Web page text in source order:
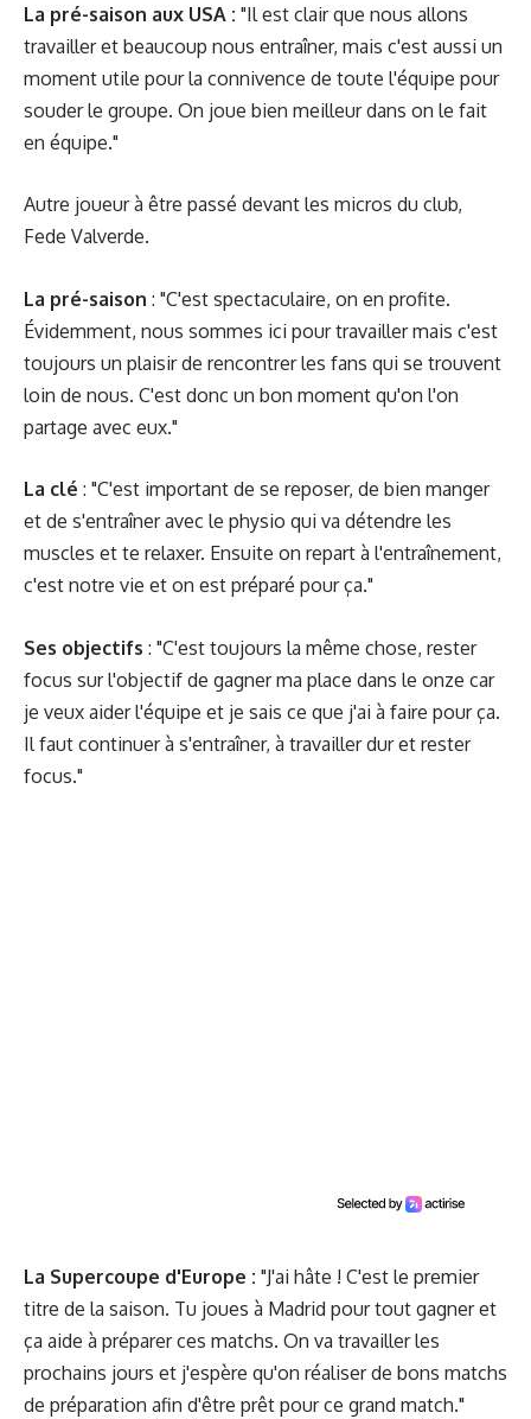
La pré-saison aux USA : "Il est clair que nous allons
travailler et beaucoup nous entraîner, mais c'est aussi un
moment utile pour la connivence de toute l'équipe pour
souder le groupe. On joue bien meilleur dans on le fait
en équipe."
Autre joueur à être passé devant les micros du club,
Fede Valverde.
La pré-saison : "C'est spectaculaire, on en profite.
Évidemment, nous sommes ici pour travailler mais c'est
toujours un plaisir de rencontrer les fans qui se trouvent
loin de nous. C'est donc un bon moment qu'on l'on
partage avec eux."
La clé : "C'est important de se reposer, de bien manger
et de s'entraîner avec le physio qui va détendre les
muscles et te relaxer. Ensuite on repart à l'entraînement,
c'est notre vie et on est préparé pour ça."
Ses objectifs : "C'est toujours la même chose, rester
focus sur l'objectif de gagner ma place dans le onze car
je veux aider l'équipe et je sais ce que j'ai à faire pour ça.
Il faut continuer à s'entraîner, à travailler dur et rester
focus."
La Supercoupe d'Europe : "J'ai hâte ! C'est le premier
titre de la saison. Tu joues à Madrid pour tout gagner et
ça aide à préparer ces matchs. On va travailler les
prochains jours et j'espère qu'on réaliser de bons matchs
de préparation afin d'être prêt pour ce grand match."